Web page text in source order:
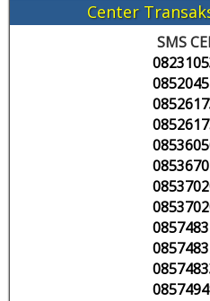
Center
SMS